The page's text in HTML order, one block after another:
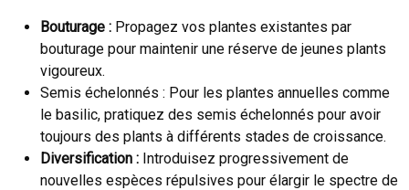
Bouturage : Propagez vos plantes existantes par
bouturage pour maintenir une réserve de jeunes plants
vigoureux.
Semis échelonnés : Pour les plantes annuelles comme
le basilic, pratiquez des semis échelonnés pour avoir
toujours des plants à différents stades de croissance.
Diversification : Introduisez progressivement de
nouvelles espèces répulsives pour élargir le spectre de